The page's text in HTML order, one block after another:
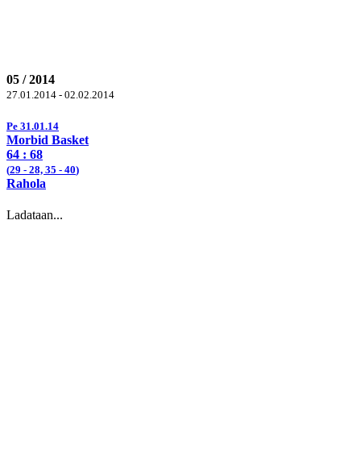
05 / 2014
27.01.2014 - 02.02.2014
Pe 31.01.14
Morbid Basket
64 : 68
(29 - 28, 35 - 40)
Rahola
Ladataan...